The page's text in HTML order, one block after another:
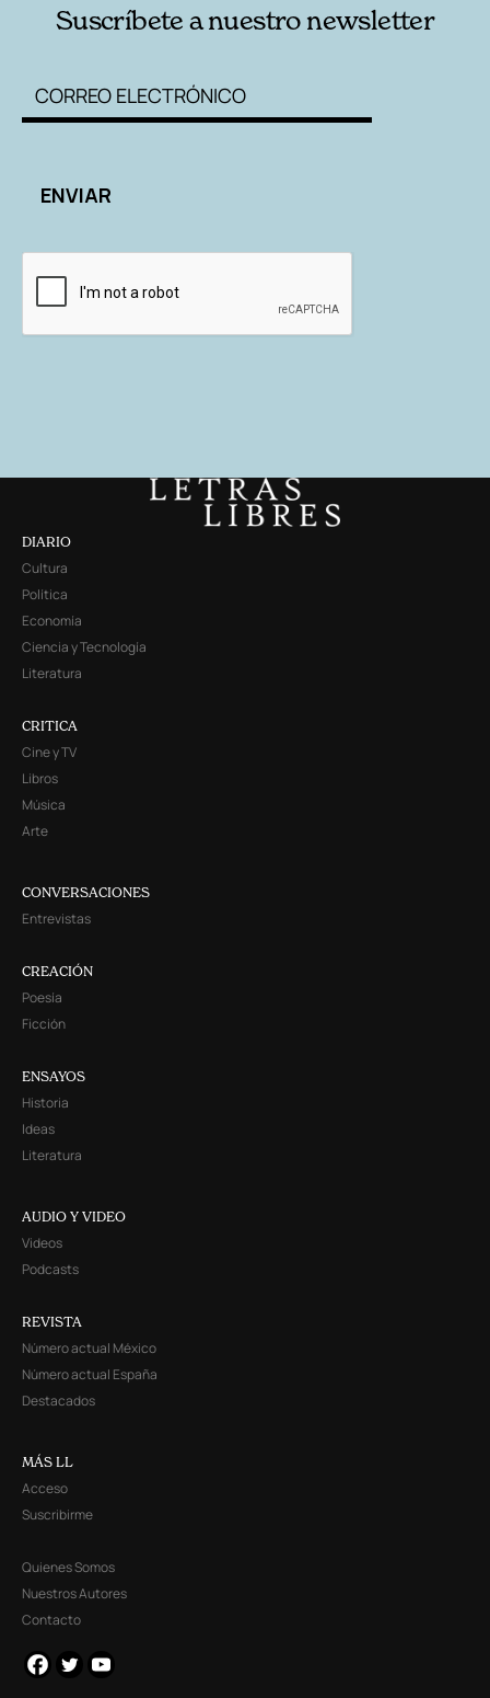
Suscríbete a nuestro newsletter
DIARIO
Cultura
Política
Economía
Ciencia y Tecnología
Literatura
CRITICA
Cine y TV
Libros
Música
Arte
CONVERSACIONES
Entrevistas
CREACIÓN
Poesía
Ficción
ENSAYOS
Historia
Ideas
Literatura
AUDIO Y VIDEO
Videos
Podcasts
REVISTA
Número actual México
Número actual España
Destacados
MÁS LL
Acceso
Suscribirme
Quienes Somos
Nuestros Autores
Contacto